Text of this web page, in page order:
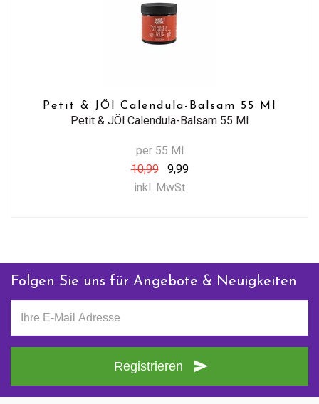
Petit & JÖl Calendula-Balsam 55 Ml
Petit & JÖl Calendula-Balsam 55 Ml
per 55 Ml
10,99
9,99
inkl. MwSt
Folgen Sie uns für Angebote & Neuigkeiten
Registrieren